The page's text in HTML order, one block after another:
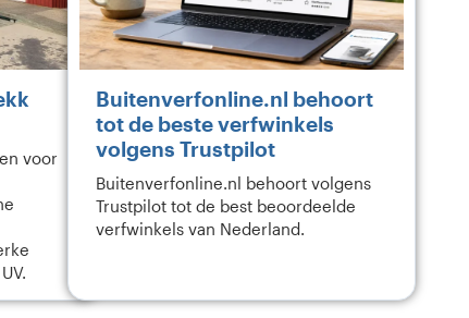
voor
Buitenverfonline.nl behoort
tot de beste verfwinkels
volgens Trustpilot
Buitenverfonline.nl behoort volgens
Trustpilot tot de best beoordeelde
verfwinkels van Nederland.